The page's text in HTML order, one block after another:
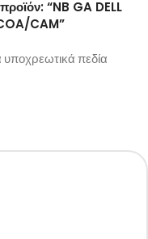
“NB GA DELL
CAM”
υποχρεωτικά πεδία